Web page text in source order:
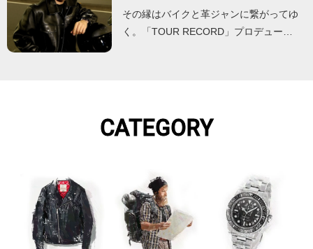
その縁はバイクと革ジャンに繋がってゆ
く。「TOUR RECORD」プロデュー…
CATEGORY